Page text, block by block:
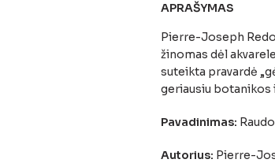
APRAŠYMAS
Pierre-Joseph
žinomas dėl
suteikta pravardė
geriausiu
Pavadinimas:
Autorius: Pierre-